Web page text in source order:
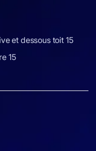
et dessous toit 15
15